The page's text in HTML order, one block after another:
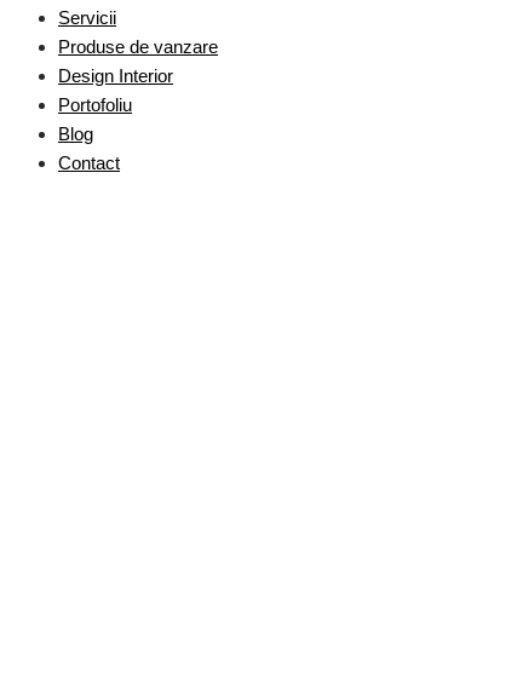
Servicii
Produse de vanzare
Design Interior
Portofoliu
Blog
Contact